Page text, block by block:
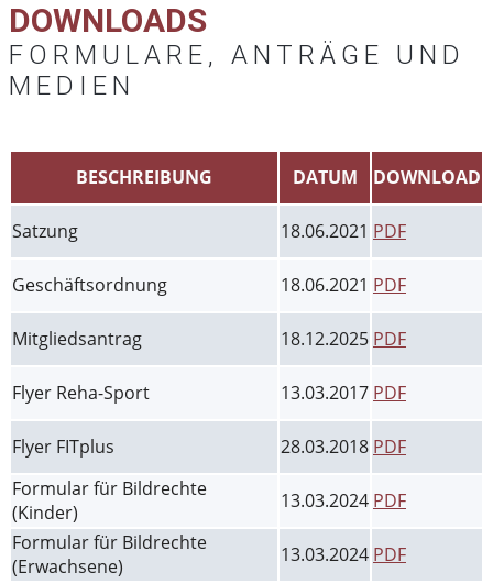
DOWNLOADS
FORMULARE, ANTRÄGE UND
MEDIEN
BESCHREIBUNG DATUM DOWNLOAD
Satzung 18.06.2021 PDF
Geschäftsordnung 18.06.2021 PDF
Mitgliedsantrag 18.12.2025 PDF
Flyer Reha-Sport 13.03.2017 PDF
Flyer FITplus 28.03.2018 PDF
Formular für Bildrechte
(Kinder)
13.03.2024 PDF
Formular für Bildrechte
(Erwachsene)
13.03.2024 PDF